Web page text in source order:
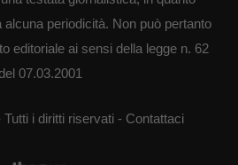
periodicità. Non può pertanto
editoriale ai sensi della legge n. 62
07.03.2001
i diritti riservati - Contattaci